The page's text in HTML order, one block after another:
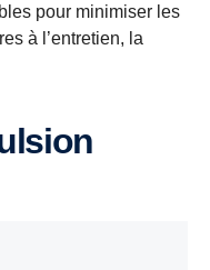
pour minimiser les
à l’entretien, la